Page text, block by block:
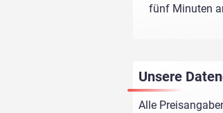
fünf Minuten
Unsere
Alle